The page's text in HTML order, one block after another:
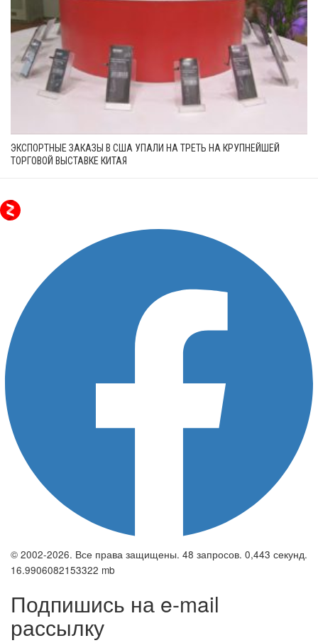
ЭКСПОРТНЫЕ ЗАКАЗЫ В США УПАЛИ НА ТРЕТЬ НА КРУПНЕЙШЕЙ
ТОРГОВОЙ ВЫСТАВКЕ КИТАЯ
© 2002-2026. Все права защищены. 48 запросов. 0,443 секунд.
16.9906082153322 mb
Подпишись на e-mail
рассылку